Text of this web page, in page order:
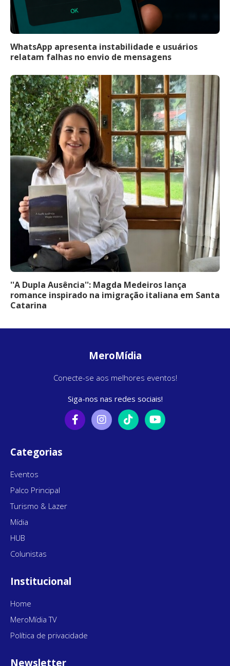
WhatsApp apresenta instabilidade e usuários
relatam falhas no envio de mensagens
''A Dupla Ausência'': Magda Medeiros lança
romance inspirado na imigração italiana em Santa
Catarina
MeroMídia
Conecte-se aos melhores eventos!
Siga-nos nas redes sociais!
Categorias
Eventos
Palco Principal
Turismo & Lazer
Mídia
HUB
Colunistas
Institucional
Home
MeroMídia TV
Política de privacidade
Newsletter